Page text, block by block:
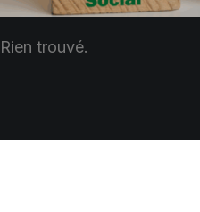
Rien trouvé.